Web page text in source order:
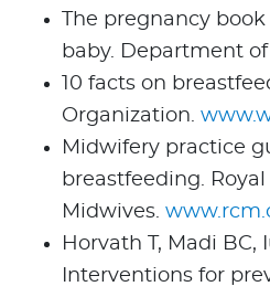
The pregnancy
baby. Department
10 facts on
Organization.
Midwifery practice
breastfeeding.
Midwives.
Horvath T, Madi BC,
Interventions for